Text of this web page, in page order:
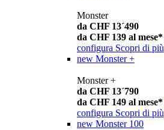
Monster
da CHF 13´490
da CHF 139 al mese*
configura Scopri di più
new Monster +
Monster +
da CHF 13´790
da CHF 149 al mese*
configura Scopri di più
new Monster 100